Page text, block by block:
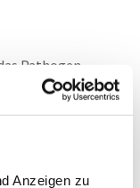
Anzeigen zu
Pathogen
auszuleiten.
und es können
ist es dadurch
und